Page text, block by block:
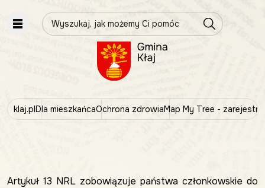
Wpisz szukaną frazę
klaj.plDla mieszkańcaOchrona zdrowiaMap My Tree -
Artykuł 13 NRL zobowiązuje państwa członkowskie do